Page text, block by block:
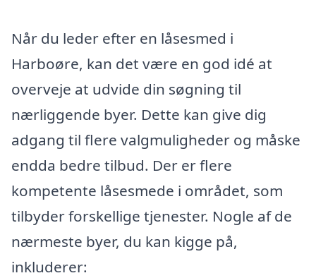
Når du leder efter en låsesmed i
Harboøre, kan det være en god idé at
overveje at udvide din søgning til
nærliggende byer. Dette kan give dig
adgang til flere valgmuligheder og måske
endda bedre tilbud. Der er flere
kompetente låsesmede i området, som
tilbyder forskellige tjenester. Nogle af de
nærmeste byer, du kan kigge på,
inkluderer: